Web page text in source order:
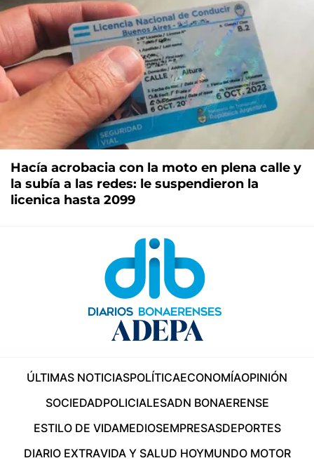
Hacía acrobacia con la moto en plena calle y
la subía a las redes: le suspendieron la
licenica hasta 2099
ÚLTIMAS NOTICIASPOLÍTICAECONOMÍAOPINIÓN
SOCIEDADPOLICIALESADN BONAERENSE
ESTILO DE VIDAMEDIOSEMPRESASDEPORTES
DIARIO EXTRAVIDA Y SALUD HOYMUNDO MOTOR